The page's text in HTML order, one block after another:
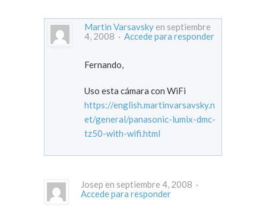
Martin Varsavsky en septiembre
4, 2008 · Accede para responder
Fernando,
Uso esta cámara con WiFi
https://english.martinvarsavsky.n
et/general/panasonic-lumix-dmc-
tz50-with-wifi.html
Josep en septiembre 4, 2008 ·
Accede para responder